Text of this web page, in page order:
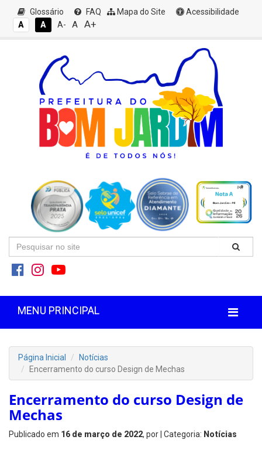
Glossário FAQ Mapa do Site
Acessibilidade
A
A A- A A+
MENU PRINCIPAL
Página Inicial
Notícias
Encerramento do curso Design de Mechas
Encerramento do curso Design de
Mechas
Publicado em 16 de março de 2022, por | Categoria: Notícias